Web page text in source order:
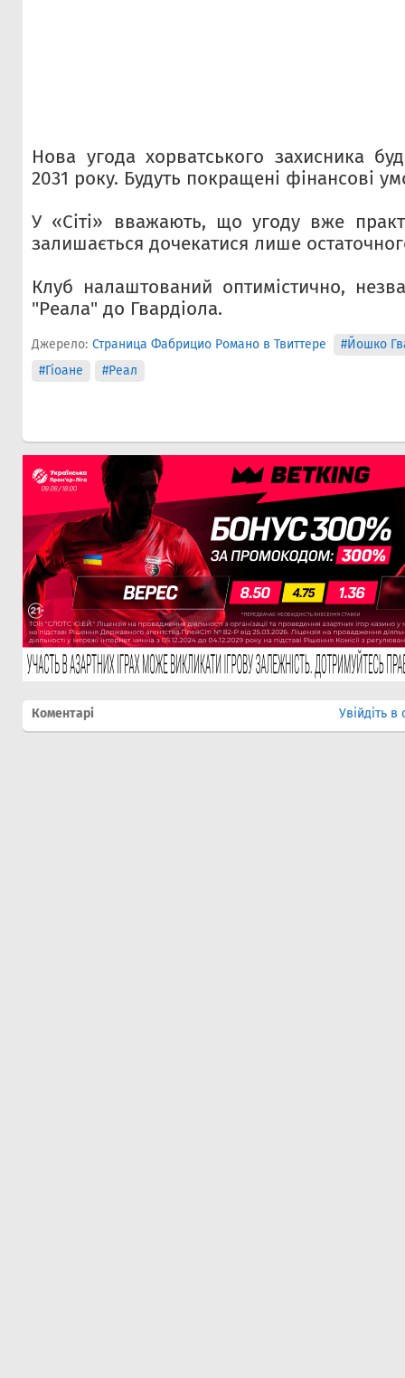
Нова угода хорватського захисника
2031 року. Будуть покращені фінансові
У «Сіті» вважають, що угоду вже
залишається дочекатися лише
Клуб налаштований оптимістично,
"Реала" до Гвардіола.
Джерело: Страница Фабрицио Романо в Твиттере
#Йошко
#Гіоане
#Реал
Коментарі Увійдіть в